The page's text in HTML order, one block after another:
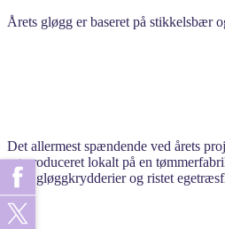
Årets gløgg er baseret på stikkelsbær
Det allermest spændende ved årets
og produceret lokalt på en
tilsat gløggkrydderier og ristet